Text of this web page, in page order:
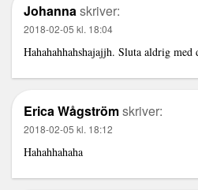
Johanna skriver:
2018-02-05 kl. 18:04
Hahahahhahshajajjh. Sluta aldrig med
Erica Wågströmskriver:
2018-02-05 kl. 18:12
Hahahhahaha